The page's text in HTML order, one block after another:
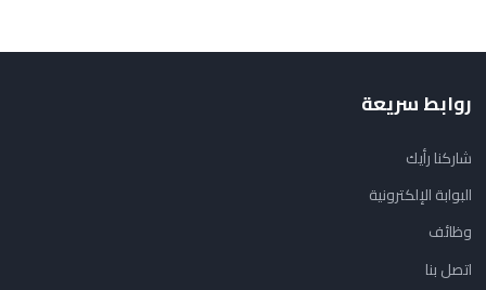
روابط سريعة
شاركنا رأيك
البوابة الإلكترونية
وظائف
اتصل بنا